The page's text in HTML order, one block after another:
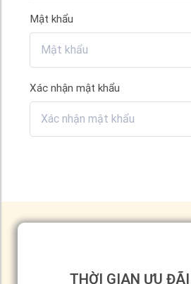
Mật khẩu
Xác nhận mật khẩu
THỜI GIAN ƯU